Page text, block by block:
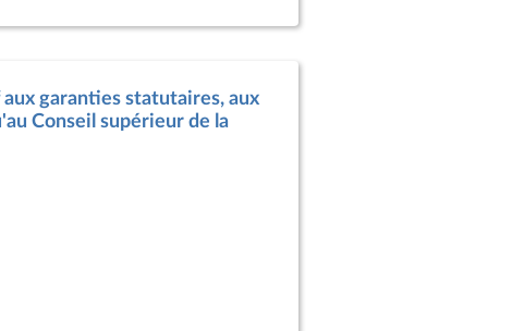
garanties statutaires, aux
Conseil supérieur de la